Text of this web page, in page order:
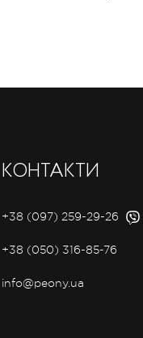
КОНТАКТИ
+38 (097) 259-29-26
+38 (050) 316-85-76
info@peony.ua